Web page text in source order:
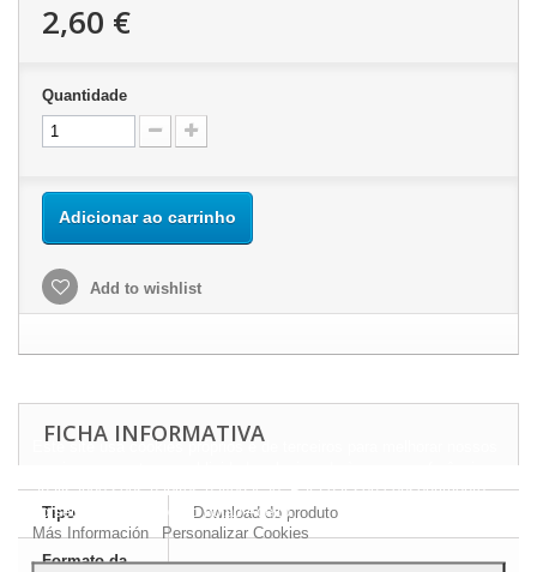
2,60 €
Quantidade
Adicionar ao carrinho
Add to wishlist
FICHA INFORMATIVA
Tipo Download do produto
Formato da
Este site usa cookies próprios e de terceiros para melhorar nossos
analisando seus hábitos navegação. Para dar seu consentimento
ao seu uso, pressione o botão Aceito.
Más Información
Personalizar Cookies